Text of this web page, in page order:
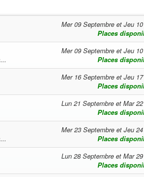
Mer 09 Septembreet Jeu
Places
Mer 09 Septembreet Jeu
Places
Mer 16 Septembreet Jeu
Places
Lun 21 Septembreet Mar
Places
Mer 23 Septembreet Jeu
Places
Lun 28 Septembreet Mar
Places